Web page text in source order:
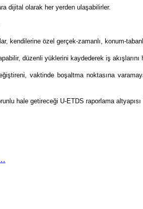
dijital olarak her yerden ulaşabilirler.
kendilerine özel gerçek-zamanlı, konum-
düzenli yüklerini kaydederek iş akışlarını
vaktinde boşaltma noktasına
hale getireceği U-ETDS raporlama altyapısı